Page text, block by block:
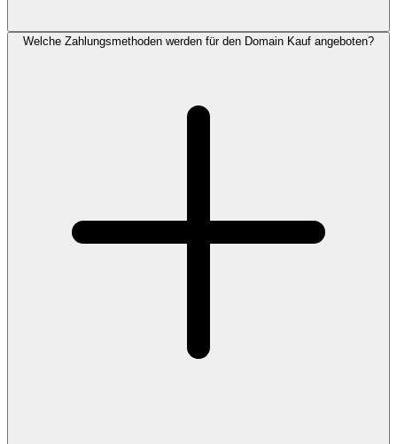
Welche Zahlungsmethoden werden für den Domain Kauf angeboten?